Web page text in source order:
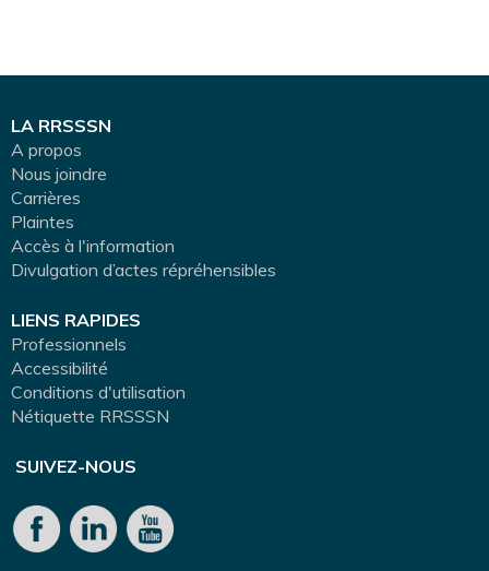
LA RRSSSN
A propos
Nous joindre
Carrières
Plaintes
Accès à l'information
Divulgation d’actes répréhensibles
LIENS RAPIDES
Professionnels
Accessibilité
Conditions d'utilisation
Nétiquette RRSSSN
SUIVEZ-NOUS